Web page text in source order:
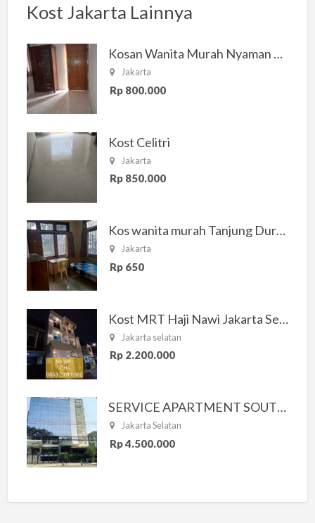
Kost Jakarta Lainnya
Kosan Wanita Murah Nyaman di Jakarta Selatan
Jakarta
Rp 800.000
Kost Celitri
Jakarta
Rp 850.000
Kos wanita murah Tanjung Duren Jakarta Barat
Jakarta
Rp 650
Kost MRT Haji Nawi Jakarta Selatan
Jakarta selatan
Rp 2.200.000
SERVICE APARTMENT SOUTH RESIDENCE
Jakarta Selatan
Rp 4.500.000